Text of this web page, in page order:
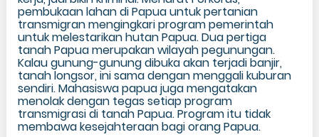
pembukaan lahan di Papua untuk pertanian
transmigran mengingkari program pemerintah
untuk melestarikan hutan Papua. Dua pertiga
tanah Papua merupakan wilayah pegunungan.
Kalau gunung-gunung dibuka akan terjadi banjir,
tanah longsor, ini sama dengan menggali kuburan
sendiri. Mahasiswa papua juga mengatakan
menolak dengan tegas setiap program
transmigrasi di tanah Papua. Program itu tidak
membawa kesejahteraan bagi orang Papua.